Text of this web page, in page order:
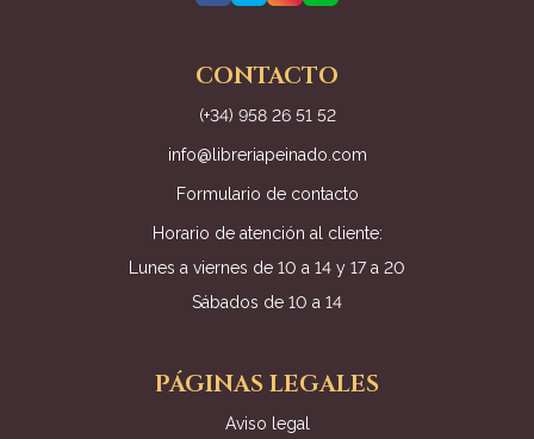
CONTACTO
(+34) 958 26 51 52
info@libreriapeinado.com
Formulario de contacto
Horario de atención al cliente:
Lunes a viernes de 10 a 14 y 17 a 20
Sábados de 10 a 14
PÁGINAS LEGALES
Aviso legal